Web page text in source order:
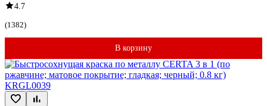
4.7
(1382)
В корзину